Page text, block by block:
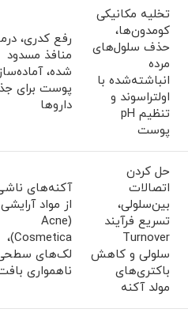
تخلیه مکانیکی
کومدون‌ها،
حذف سلول‌های
مرده
انباشته‌شده با
اولتراسوند و
تنظیم pH
پوست
رفع کدری،
منافذ مسدود
شده،
پوست برای
داروها
حل کردن
اتصالات
بین‌سلولی،
تسریع فرآیند
Turnover
سلولی و کاهش
باکتری‌های
مولد آکنه
آکنه‌های
از مواد آرایشی
(Acne
Cosmetica)،
لک‌های
ناهمواری